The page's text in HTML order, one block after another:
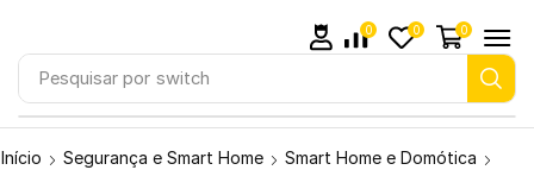
Pesquisar por Smartwatch
0 0 0
Início Segurança e Smart Home
Smart Home e Domótica